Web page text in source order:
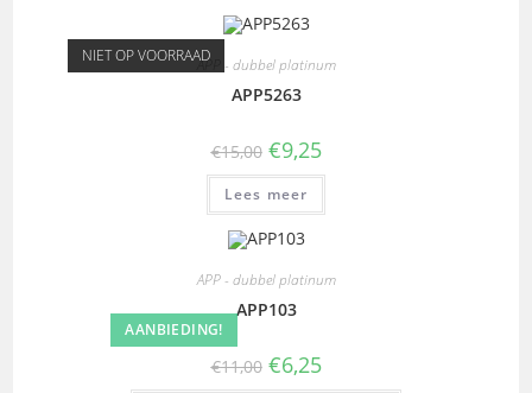
NIET OP VOORRAADAPP - dubbel platinum
APP5263
€15,00 €9,25
Lees meer
AANBIEDING!
APP - dubbel platinum
APP103
€11,00 €6,25